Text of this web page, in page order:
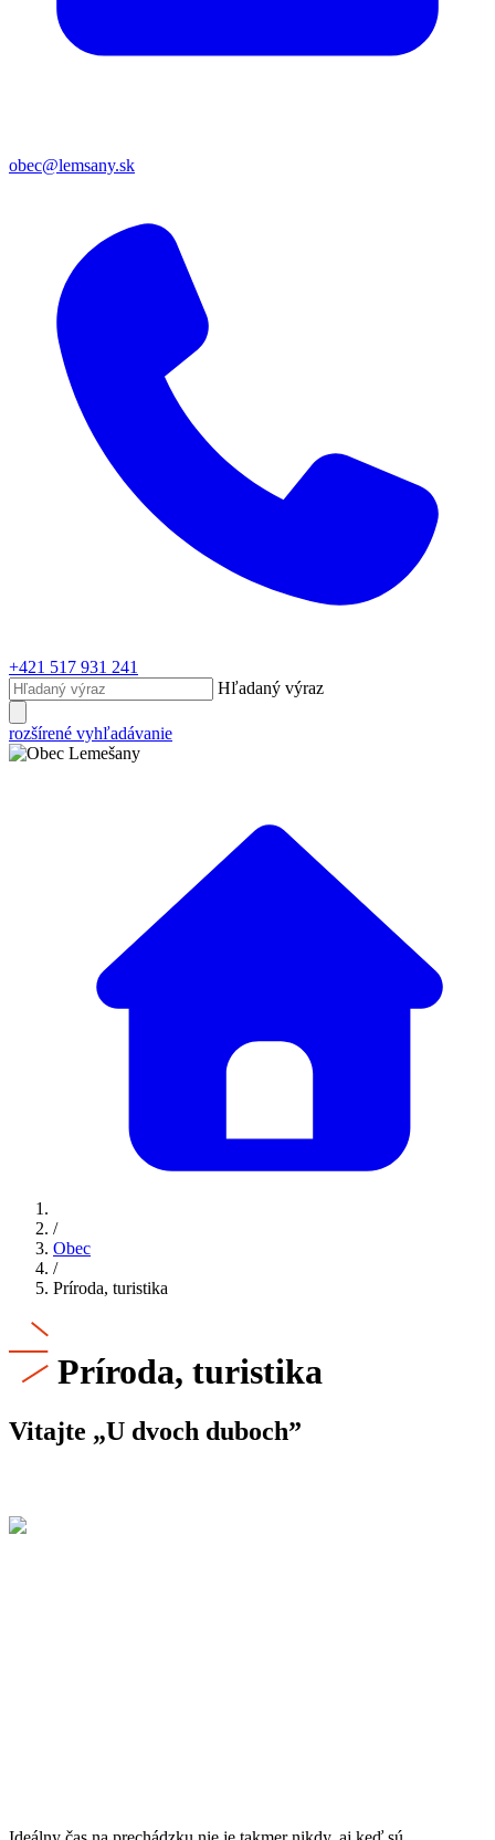
obec@lemsany.sk
+421 517 931 241
Hľadaný výraz
rozšírené vyhľadávanie
/
Obec
/
Príroda, turistika
Príroda, turistika
Vitajte „U dvoch duboch”